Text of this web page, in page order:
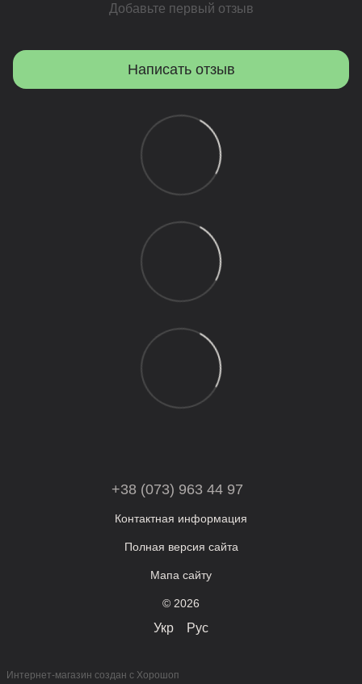
Добавьте первый отзыв
Написать отзыв
+38 (073) 963 44 97
Контактная информация
Полная версия сайта
Мапа сайту
© 2026
Укр Рус
Интернет-магазин создан с Хорошоп